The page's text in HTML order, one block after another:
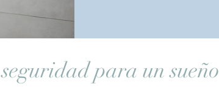
para un sueño